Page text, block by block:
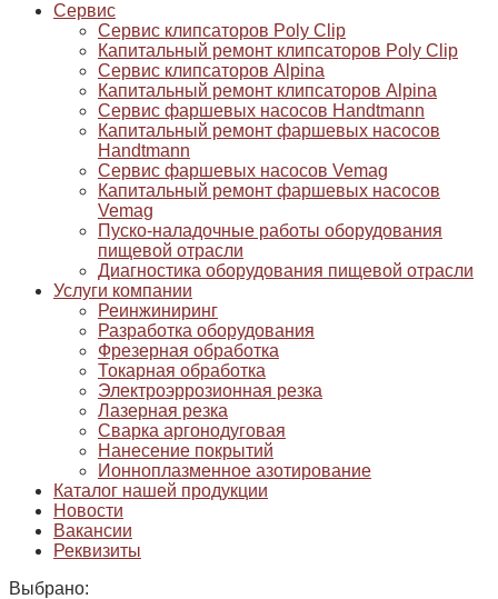
Сервис
Сервис клипсаторов Poly Clip
Капитальный ремонт клипсаторов Poly Clip
Сервис клипсаторов Alpina
Капитальный ремонт клипсаторов Alpina
Сервис фаршевых насосов Handtmann
Капитальный ремонт фаршевых насосов
Handtmann
Сервис фаршевых насосов Vemag
Капитальный ремонт фаршевых насосов
Vemag
Пуско-наладочные работы оборудования
пищевой отрасли
Диагностика оборудования пищевой отрасли
Услуги компании
Реинжиниринг
Разработка оборудования
Фрезерная обработка
Токарная обработка
Электроэррозионная резка
Лазерная резка
Сварка аргонодуговая
Нанесение покрытий
Ионноплазменное азотирование
Каталог нашей продукции
Новости
Вакансии
Реквизиты
Выбрано: